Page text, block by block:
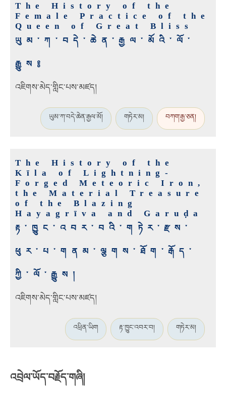
The History of the
Female Practice of the
Queen of Great Bliss
ཡུམ་ཀ་བདེ་ཆེན་རྒྱལ་མོའི་ལོ་
རྒྱུས༔
འཇིགས་མེད་གླིང་པས་མཛད།
ཡུམ་ཀ་བདེ་ཆེན་རྒྱལ་མོ། གཏེར་མ། བཀག་རྒྱ་ཅན།
The History of the
Kīla of Lightning-
Forged Meteoric Iron,
the Material Treasure
of the Blazing
Hayagrīva and Garuḍa
རྟ་ཁྱུང་འབར་བའི་གཏེར་རྫས་
ཕུར་པ་གནམ་ལྕགས་ཐོག་རྒོད་
ཀྱི་ལོ་རྒྱུས།
འཇིགས་མེད་གླིང་པས་མཛད།
འཕྲིན་ཡིག རྟ་ཁྱུང་འབར་བ། གཏེར་མ།
འབྲེལ་ཡོད་བརྗོད་གཞི།